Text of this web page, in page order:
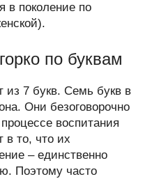
в поколение по
по буквам
из 7 букв. Семь букв в
Они безоговорочно
воспитания
в то, что их
– единственно
Поэтому часто